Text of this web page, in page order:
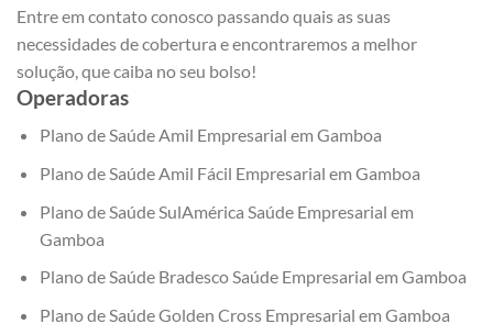
Entre em contato conosco passando quais as suas
necessidades de cobertura e encontraremos a melhor
solução, que caiba no seu bolso!
Operadoras
Plano de Saúde Amil Empresarial em Gamboa
Plano de Saúde Amil Fácil Empresarial em Gamboa
Plano de Saúde SulAmérica Saúde Empresarial em
Gamboa
Plano de Saúde Bradesco Saúde Empresarial em Gamboa
Plano de Saúde Golden Cross Empresarial em Gamboa